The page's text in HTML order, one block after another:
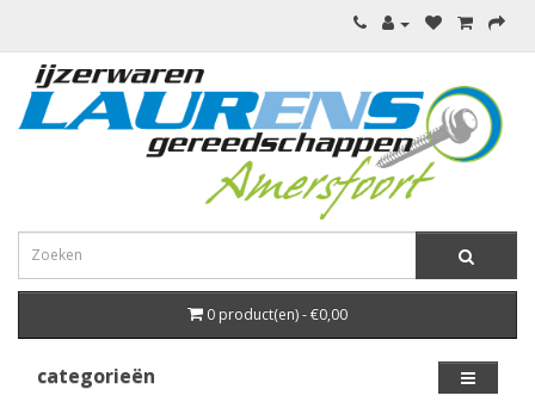
0 product(en) - €0,00
categorieën